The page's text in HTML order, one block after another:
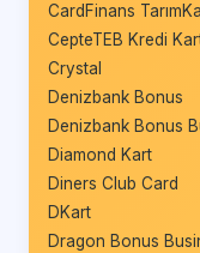
CardFinans
CepteTEB Kredi
Crystal
Denizbank Bonus
Denizbank Bonus
Diamond Kart
Diners Club Card
DKart
Dragon Bonus